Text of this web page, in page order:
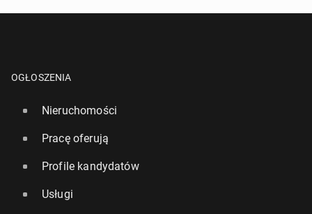
OGŁOSZENIA
Nieruchomości
Pracę oferują
Profile kandydatów
Usługi